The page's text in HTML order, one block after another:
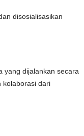
disosialisasikan
yang dijalankan secara
kolaborasi dari